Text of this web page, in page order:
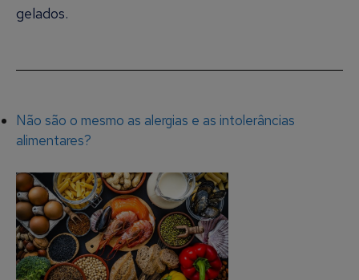
gelados.
Não são o mesmo as alergias e as intolerâncias
alimentares?